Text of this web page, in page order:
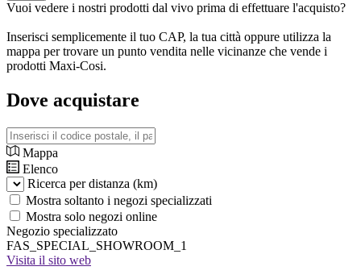
Vuoi vedere i nostri prodotti dal vivo prima di effettuare l'acquisto?
Inserisci semplicemente il tuo CAP, la tua città oppure utilizza la
mappa per trovare un punto vendita nelle vicinanze che vende i
prodotti Maxi-Cosi.
Dove acquistare
Mappa
Elenco
Ricerca per distanza (km)
Mostra soltanto i negozi specializzati
Mostra solo negozi online
Negozio specializzato
FAS_SPECIAL_SHOWROOM_1
Visita il sito web